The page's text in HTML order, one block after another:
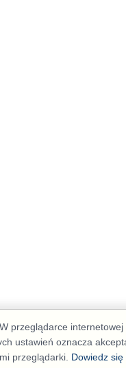
przeglądarce
ustawień oznacza
przeglądarki. Dowiedz